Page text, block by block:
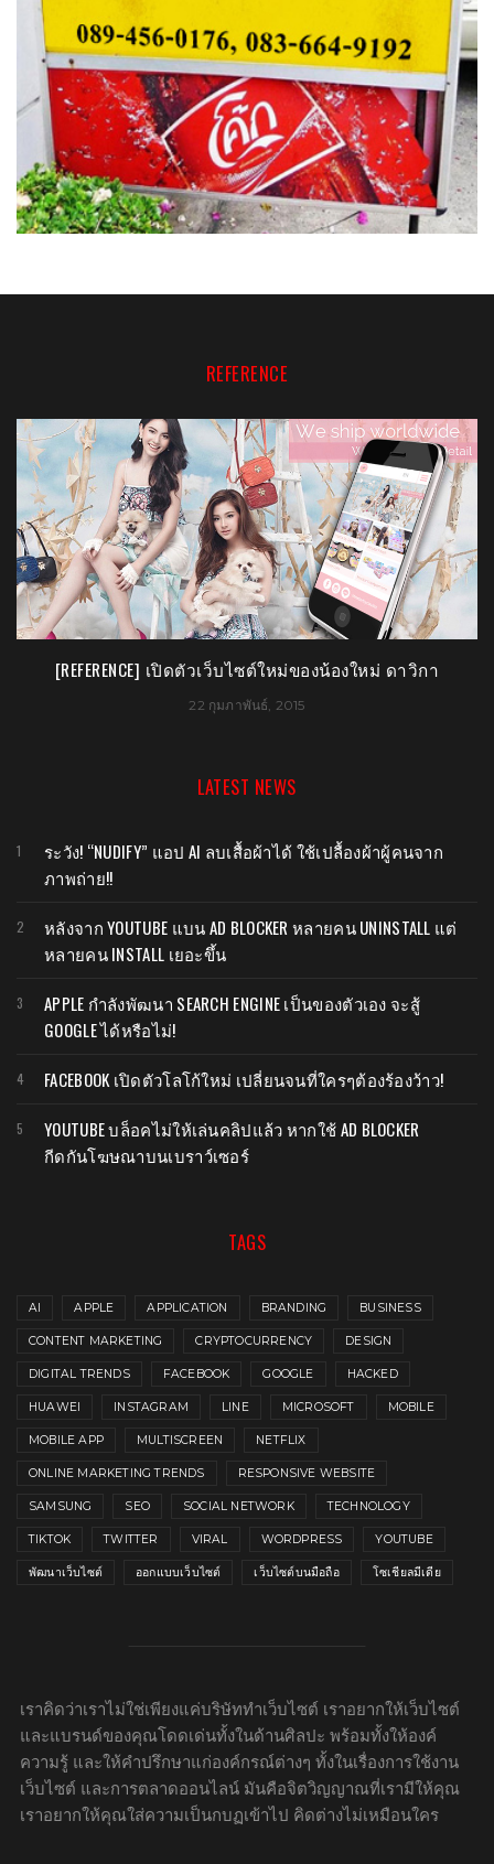
REFERENCE
[REFERENCE] เปิดตัวเว็บไซต์ใหม่ของน้องใหม่ ดาวิกา
22 กุมภาพันธ์, 2015
LATEST NEWS
ระวัง! “NUDIFY” แอป AI ลบเสื้อผ้าได้ ใช้เปลื้องผ้าผู้คนจาก
ภาพถ่าย!!
หลังจาก YOUTUBE แบน AD BLOCKER หลายคน UNINSTALL แต่
หลายคน INSTALL เยอะขึ้น
APPLE กำลังพัฒนา SEARCH ENGINE เป็นของตัวเอง จะสู้
GOOGLE ได้หรือไม่!
FACEBOOK เปิดตัวโลโก้ใหม่ เปลี่ยนจนที่ใครๆต้องร้องว้าว!
YOUTUBE บล็อคไม่ให้เล่นคลิปแล้ว หากใช้ AD BLOCKER
กีดกันโฆษณาบนเบราว์เซอร์
TAGS
AI APPLE APPLICATION BRANDING BUSINESS
CONTENT MARKETING CRYPTOCURRENCY DESIGN
DIGITAL TRENDS FACEBOOK GOOGLE HACKED
HUAWEI INSTAGRAM LINE MICROSOFT MOBILE
MOBILE APP MULTISCREEN NETFLIX
ONLINE MARKETING TRENDS RESPONSIVE WEBSITE
SAMSUNG SEO SOCIAL NETWORK TECHNOLOGY
TIKTOK TWITTER VIRAL WORDPRESS YOUTUBE
พัฒนาเว็บไซต์ ออกแบบเว็บไซต์ เว็บไซต์บนมือถือ โซเชียลมีเดีย
เราคิดว่าเราไม่ใช่เพียงแค่บริษัททำเว็บไซต์ เราอยากให้เว็บไซต์
และแบรนด์ของคุณโดดเด่นทั้งในด้านศิลปะ พร้อมทั้งให้องค์
ความรู้ และให้คำปรึกษาแก่องค์กรณ์ต่างๆ ทั้งในเรื่องการใช้งาน
เว็บไซต์ และการตลาดออนไลน์ มันคือจิตวิญญาณที่เรามีให้คุณ
เราอยากให้คุณใส่ความเป็นกบฏเข้าไป คิดต่างไม่เหมือนใคร